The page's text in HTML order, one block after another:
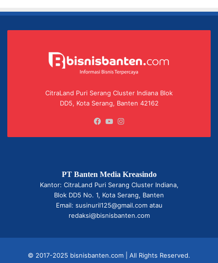
CitraLand Puri Serang Cluster Indiana Blok
DD5, Kota Serang, Banten 42162
Facebook
YouTube
PT Banten Media Kreasindo
Kantor: CitraLand Puri Serang Cluster Indiana,
Blok DD5 No. 1, Kota Serang, Banten
Email: susinuril125@gmail.com atau
redaksi@bisnisbanten.com
© 2017-2025 bisnisbanten.com | All Rights Reserved.